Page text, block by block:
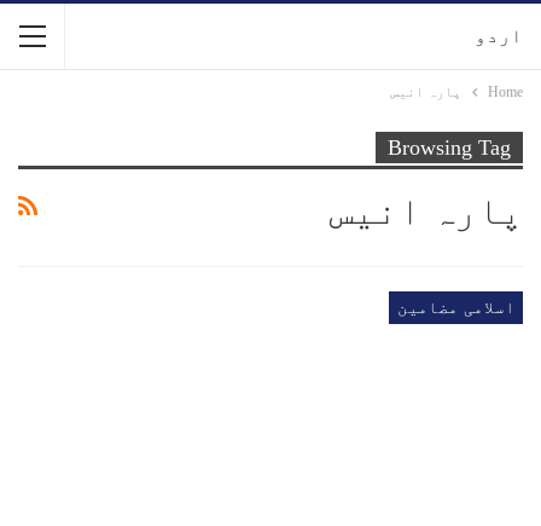
اردو
Home پارہ انیس
Browsing Tag
پارہ انیس
اسلامی مضامین